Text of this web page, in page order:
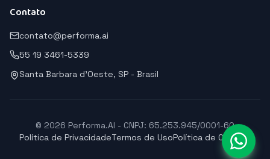
Contato
contato@performa.ai
55 19 3461-5339
Santa Barbara d'Oeste, SP - Brasil
© 2026 Performa.AI - CNPJ: 65.253.945/0001-60
Política de PrivacidadeTermos de UsoPolítica de Cookies